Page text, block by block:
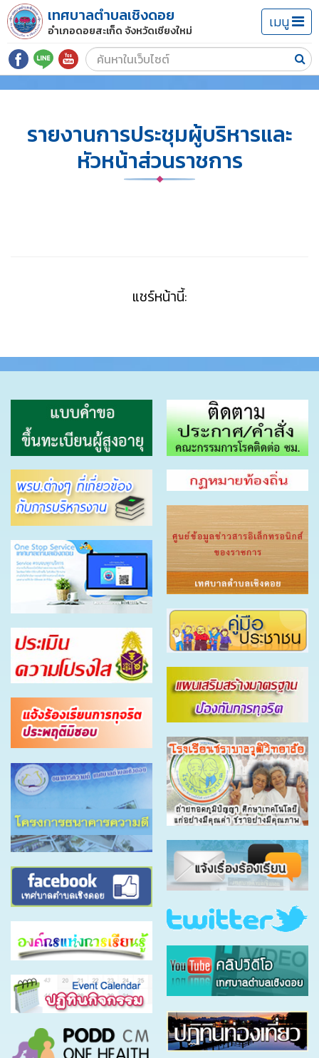
เทศบาลตำบลเชิงดอย
อำเภอดอยสะเก็ด จังหวัดเชียงใหม่ เมนู
รายงานการประชุมผู้บริหารและ
หัวหน้าส่วนราชการ
แชร์หน้านี้: